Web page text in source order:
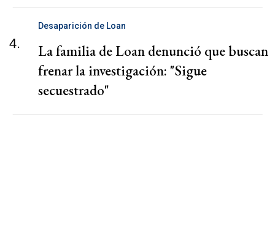
4.
Desaparición de Loan
La familia de Loan denunció que buscan
frenar la investigación: "Sigue
secuestrado"